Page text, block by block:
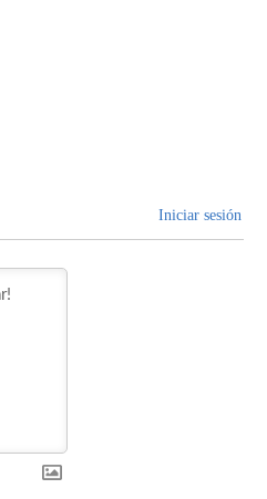
Iniciar sesión